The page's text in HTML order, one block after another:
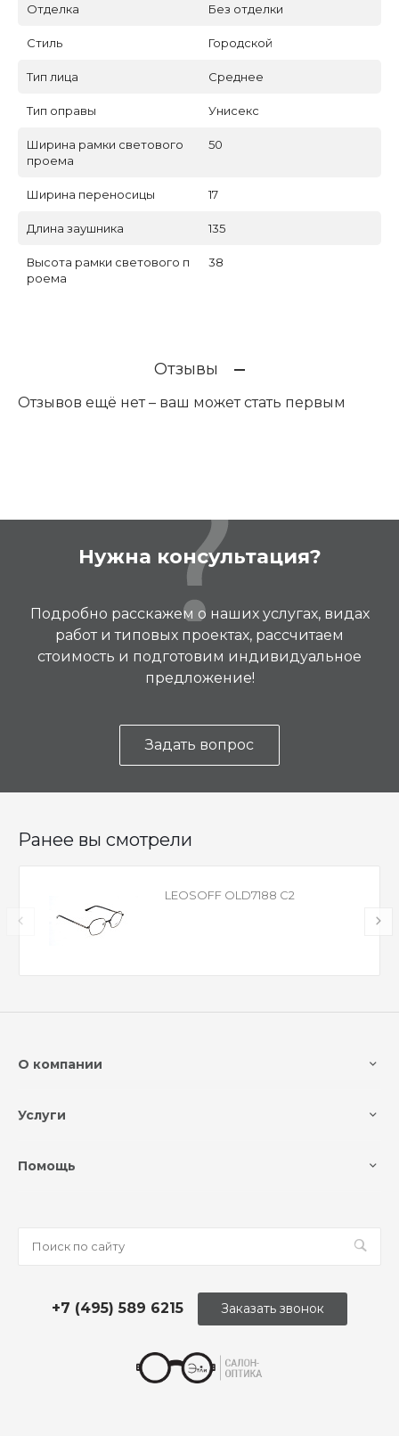
Отделка Без отделки
Стиль Городской
Тип лица Среднее
Тип оправы Унисекс
Ширина рамки светового
проема
50
Ширина переносицы 17
Длина заушника 135
Высота рамки светового п
роема
38
Отзывы
Отзывов ещё нет – ваш может стать первым
Нужна консультация?
Подробно расскажем о наших услугах, видах
работ и типовых проектах, рассчитаем
стоимость и подготовим индивидуальное
предложение!
Задать вопрос
Ранее вы смотрели
LEOSOFF OLD7188 C2
О компании
Услуги
Помощь
+7 (495) 589 6215 Заказать звонок